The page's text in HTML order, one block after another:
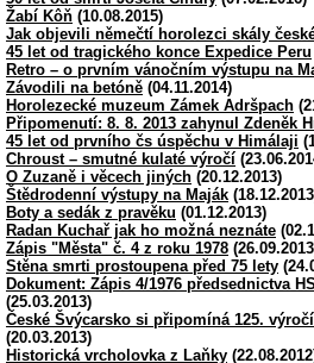
Žabí Kôň (10.08.2015)
Jak objevili němečtí horolezci skály
45 let od tragického konce Expedice Peru
Retro – o prvním vánočním výstupu na
Závodili na betóně (04.11.2014)
Horolezecké muzeum Zámek Adršpach
Připomenutí: 8. 8. 2013 zahynul Zdeněk
45 let od prvního čs úspěchu v Himálaji
Chroust – smutné kulaté výročí
O Zuzaně i věcech jiných (20.12.2013)
Štědrodenní výstupy na Maják
Boty a sedák z pravěku (01.12.2013)
Radan Kuchař jak ho možná neznáte
Zápis "Města" č. 4 z roku 1978
Stěna smrti prostoupena před 75 lety
Dokument: Zápis 4/1976 předsednictva
(25.03.2013)
České Švýcarsko si připomíná 125.
(20.03.2013)
Historická vrcholovka z Laňky